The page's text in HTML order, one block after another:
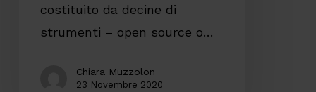
costituito da decine di
strumenti – open source o…
Chiara Muzzolon
23 Novembre 2020